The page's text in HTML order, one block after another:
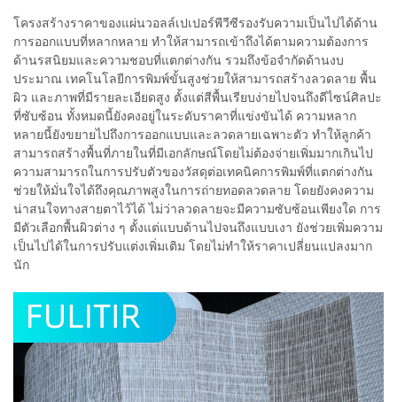
โครงสร้างราคาของแผ่นวอลล์เปเปอร์พีวีซีรองรับความเป็นไปได้ด้าน
การออกแบบที่หลากหลาย ทำให้สามารถเข้าถึงได้ตามความต้องการ
ด้านรสนิยมและความชอบที่แตกต่างกัน รวมถึงข้อจำกัดด้านงบ
ประมาณ เทคโนโลยีการพิมพ์ขั้นสูงช่วยให้สามารถสร้างลวดลาย พื้น
ผิว และภาพที่มีรายละเอียดสูง ตั้งแต่สีพื้นเรียบง่ายไปจนถึงดีไซน์ศิลปะ
ที่ซับซ้อน ทั้งหมดนี้ยังคงอยู่ในระดับราคาที่แข่งขันได้ ความหลาก
หลายนี้ยังขยายไปถึงการออกแบบและลวดลายเฉพาะตัว ทำให้ลูกค้า
สามารถสร้างพื้นที่ภายในที่มีเอกลักษณ์โดยไม่ต้องจ่ายเพิ่มมากเกินไป
ความสามารถในการปรับตัวของวัสดุต่อเทคนิคการพิมพ์ที่แตกต่างกัน
ช่วยให้มั่นใจได้ถึงคุณภาพสูงในการถ่ายทอดลวดลาย โดยยังคงความ
น่าสนใจทางสายตาไว้ได้ ไม่ว่าลวดลายจะมีความซับซ้อนเพียงใด การ
มีตัวเลือกพื้นผิวต่าง ๆ ตั้งแต่แบบด้านไปจนถึงแบบเงา ยังช่วยเพิ่มความ
เป็นไปได้ในการปรับแต่งเพิ่มเติม โดยไม่ทำให้ราคาเปลี่ยนแปลงมาก
นัก